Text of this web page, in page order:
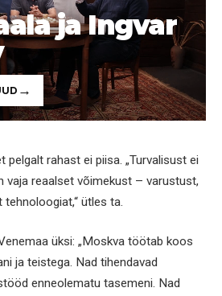
ja Ingvar
pelgalt rahast ei piisa. „Turvalisust ei
vaja reaalset võimekust – varustust,
ütles ta.
üksi: „Moskva töötab koos
ja teistega. Nad tihendavad
enneolematu tasemeni. Nad